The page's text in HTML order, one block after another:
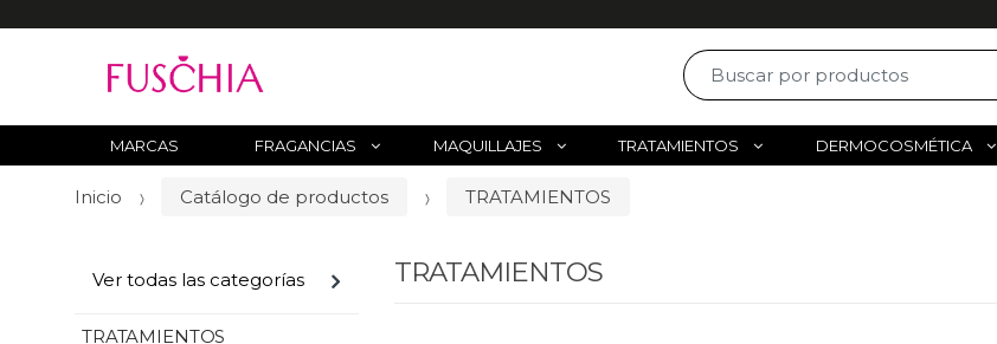
c
r
MARCAS FRAGANCIAS MAQUILLAJES TRATAMIENTOS DERMOCOSMÉTICA
Inicio Catálogo de productos TRATAMIENTOS
TRATAMIENTOS
Ver todas las categorías
TRATAMIENTOS